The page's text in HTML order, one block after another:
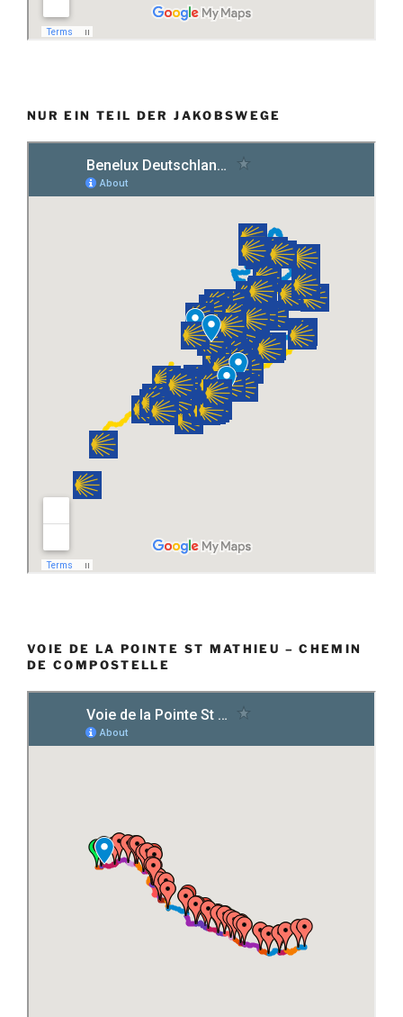
NUR EIN TEIL DER JAKOBSWEGE
VOIE DE LA POINTE ST MATHIEU – CHEMIN
DE COMPOSTELLE